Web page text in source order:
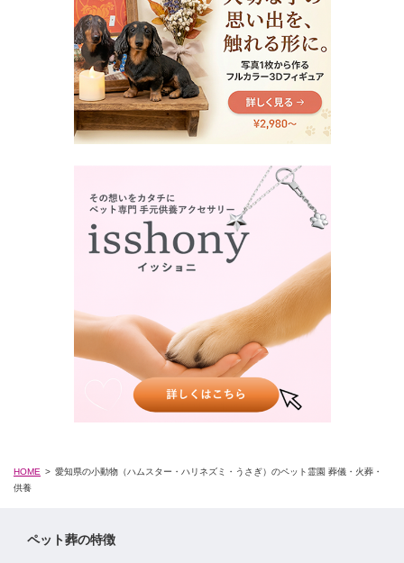
HOME
愛知県の小動物（ハムスター・ハリネズミ・うさぎ）のペット霊園 葬儀・火葬・
供養
ペット葬の特徴